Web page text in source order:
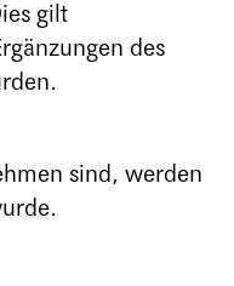
gilt
des
sind, werden